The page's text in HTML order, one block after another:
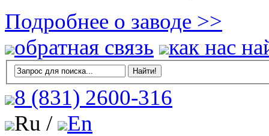
Подробнее о заводе >>
обратная связь
как нас
8 (831) 2600-316
Ru /
En